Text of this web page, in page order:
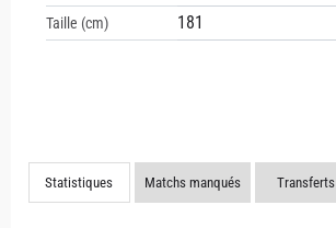
Taille (cm) 181
Statistiques Matchs manqués Transferts